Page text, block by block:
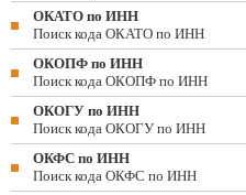
ОКАТО по ИНН
Поиск кода ОКАТО по ИНН
ОКОПФ по ИНН
Поиск кода ОКОПФ по ИНН
ОКОГУ по ИНН
Поиск кода ОКОГУ по ИНН
ОКФС по ИНН
Поиск кода ОКФС по ИНН